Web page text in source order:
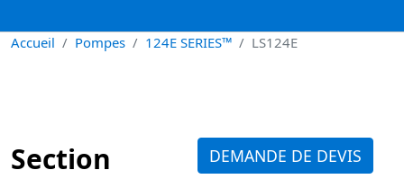
Accueil Pompes 124E SERIES™ LS124E
Section DEMANDE DE DEVIS